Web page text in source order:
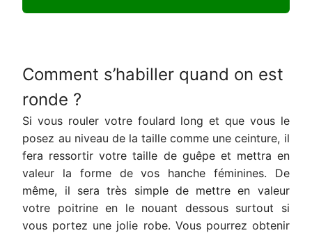
Comment s’habiller quand on est
ronde ?
Si vous rouler votre foulard long et que vous le
posez au niveau de la taille comme une ceinture, il
fera ressortir votre taille de guêpe et mettra en
valeur la forme de vos hanche féminines. De
même, il sera très simple de mettre en valeur
votre poitrine en le nouant dessous surtout si
vous portez une jolie robe. Vous pourrez obtenir